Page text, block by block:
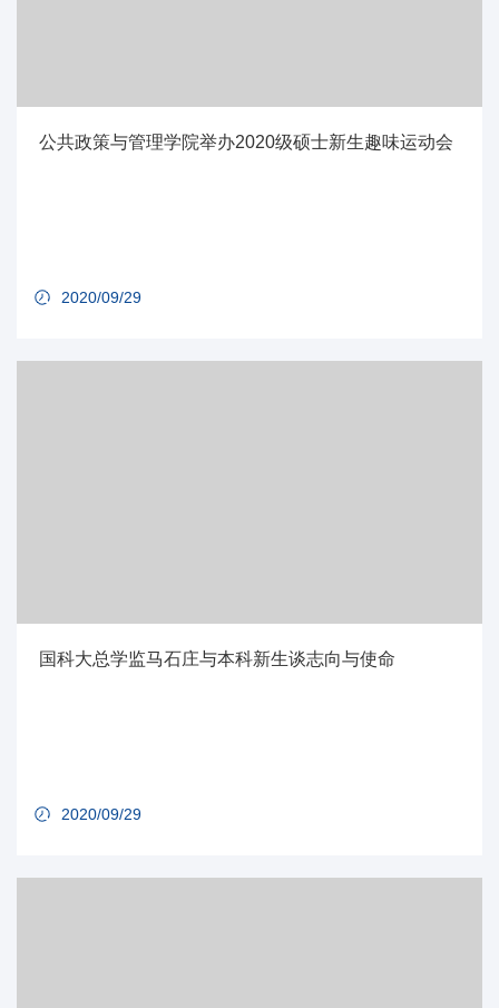
公共政策与管理学院举办2020级硕士新生趣味运动会
2020/09/29
国科大总学监马石庄与本科新生谈志向与使命
2020/09/29